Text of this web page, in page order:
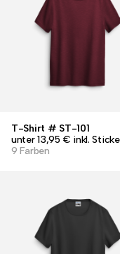
T-Shirt # ST-101
unter 13,95 € inkl.
9 Farben